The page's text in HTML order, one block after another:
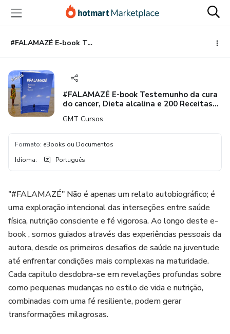
para
conteúdo
principal
para
pagamento
para
rodapé
#FALAMAZÉ E-book Testemunho da cura do cancer, Dieta alcalina e 200 Receitas Vegetarianas estritas
#FALAMAZÉ E-book Testemunho da cura
do cancer, Dieta alcalina e 200 Receitas
GMT Cursos
Formato: eBooks ou Documentos
Idioma: Português
"#FALAMAZÉ" Não é apenas um relato autobiográfico; é
uma exploração intencional das interseções entre saúde
física, nutrição consciente e fé vigorosa. Ao longo deste e-
book , somos guiados através das experiências pessoais da
autora, desde os primeiros desafios de saúde na juventude
até enfrentar condições mais complexas na maturidade.
Cada capítulo desdobra-se em revelações profundas sobre
como pequenas mudanças no estilo de vida e nutrição,
combinadas com uma fé resiliente, podem gerar
transformações milagrosas.